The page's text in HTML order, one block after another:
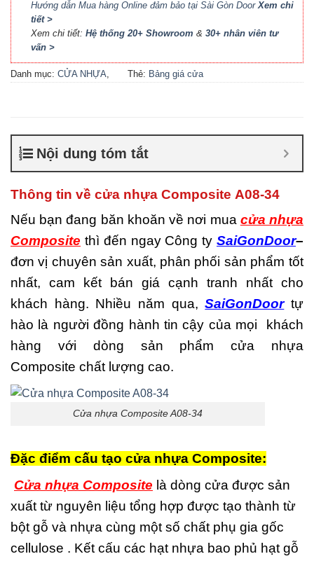
Hướng dẫn Mua hàng Online đảm bảo tại Sài Gòn DoorXem chi
tiết >
Xem chi tiết: Hệ thống 20+ Showroom & 30+ nhân viên tư
vấn >
Danh mục: CỬA NHỰA,
Thẻ: Bảng giá cửa
nhiêu
là gì,
TPHCM,Cửa nhựa gỗ
Đánh giá cửa nhựa
composite
Địa chỉ bán cửa
Nhược điểm của nhựa
composite
Nơi bán cửa
nhựa Composite,
cửa nhựa Composite uy tín
Sản xuất cửa nhựa
Nội dung tóm tắt
Thông tin về cửa nhựa Composite A08-34
Nếu bạn đang băn khoăn về nơi mua cửa nhựa
Composite thì đến ngay Công ty SaiGonDoor–
đơn vị chuyên sản xuất, phân phối sản phẩm tốt
nhất, cam kết bán giá cạnh tranh nhất cho
khách hàng. Nhiều năm qua,SaiGonDoortự
hào là người đồng hành tin cậy của mọi khách
hàng với dòng sản phẩm cửa nhựa
Composite chất lượng cao.
Cửa nhựa Composite A08-34
Đặc điểm cấu tạo cửa nhựa Composite:
Cửa nhựa Composite là dòng cửa được sản
xuất từ nguyên liệu tổng hợp được tạo thành từ
bột gỗ và nhựa cùng một số chất phụ gia gốc
cellulose . Kết cấu các hạt nhựa bao phủ hạt gỗ